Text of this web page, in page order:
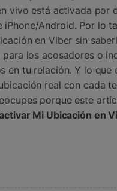
vivo está activada por
iPhone/Android. Por lo
en Viber sin
los acosadores o
en tu relación. Y lo que
real con cada
porque este
Mi Ubicación en